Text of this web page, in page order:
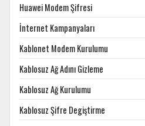
Huawei Modem Şifresi
İnternet Kampanyaları
Kablonet Modem Kurulumu
Kablosuz Ağ Adını Gizleme
Kablosuz Ağ Kurulumu
Kablosuz Şifre Degiştirme